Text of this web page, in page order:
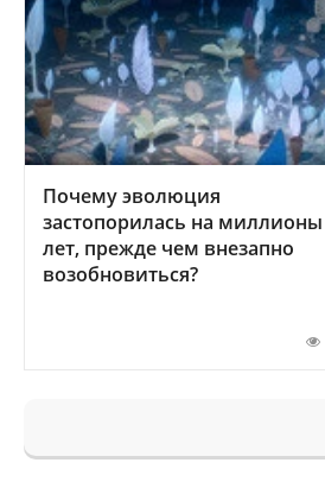
Почему эволюция
застопорилась на миллионы
лет, прежде чем внезапно
возобновиться?